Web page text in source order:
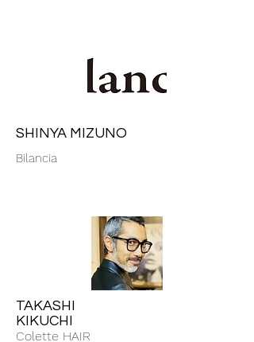
SHINYA MIZUNO
Bilancia
TAKASHI
KIKUCHI
Colette HAIR